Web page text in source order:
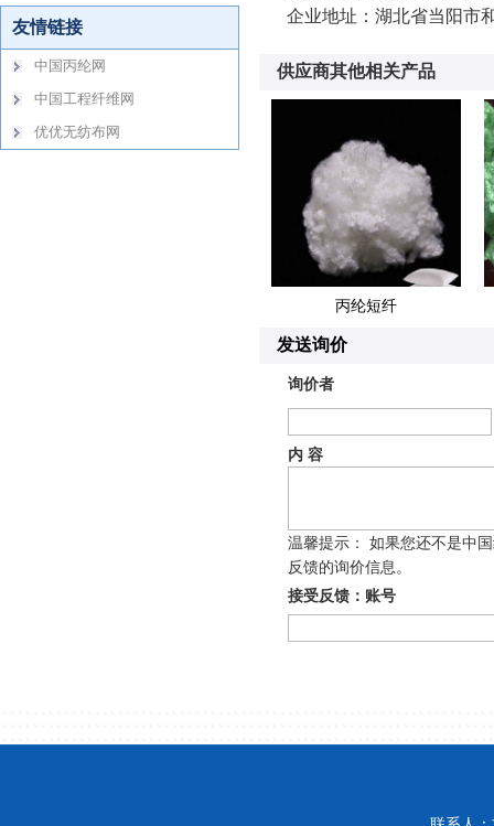
企业地址：湖北省当阳市
供应商其他相关产品
丙纶短纤
发送询价
询价者
内 容
温馨提示： 如果您还不是中
反馈的询价信息。
接受反馈：账号